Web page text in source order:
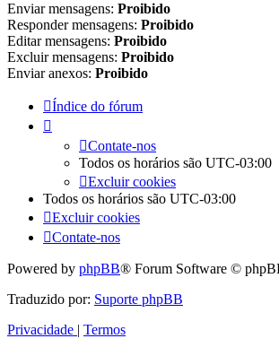
Enviar mensagens: Proibido
Responder mensagens: Proibido
Editar mensagens: Proibido
Excluir mensagens: Proibido
Enviar anexos: Proibido
Índice do fórum
Contate-nos
Todos os horários são UTC-03:00
Excluir cookies
Todos os horários são UTC-03:00
Excluir cookies
Contate-nos
Powered by phpBB® Forum Software ©
Traduzido por: Suporte phpBB
Privacidade | Termos